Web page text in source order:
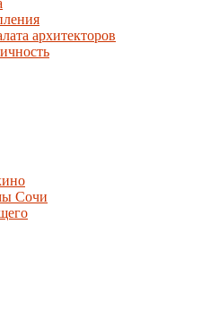
архитекторов
Сочи